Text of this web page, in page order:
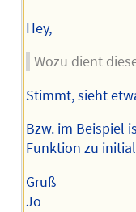
Hey,
Wozu dient
Stimmt, sieht
Bzw. im Beispiel
Funktion zu
Gruß
Jo